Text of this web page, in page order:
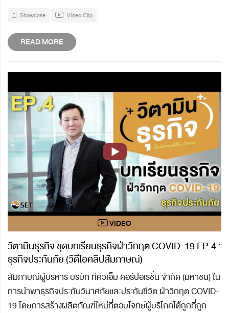
Showcase Video Clip
READ MORE
วิตามินธุรกิจ ชุดบทเรียนธุรกิจฝ่าวิกฤต COVID-19 EP.4 :
ธุรกิจประกันภัย (วิดีโอคลิปสัมภาษณ์)
สัมภาษณ์ผู้บริหาร บริษัท ทีคิวเอ็ม คอร์ปอเรชั่น จำกัด (มหาชน) ใน
การนำพาธุรกิจประกันวินาศภัยและประกันชีวิต ฝ่าวิกฤต COVID-
19 โดยการสร้างผลิตภัณฑ์ใหม่ที่ตอบโจทย์ผู้บริโภคได้ถูกที่ถูก